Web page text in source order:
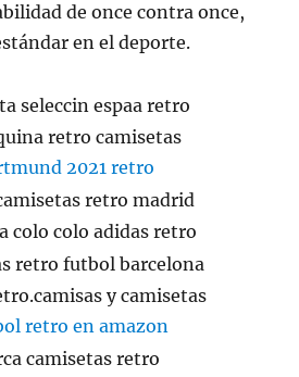
de once contra once,
en el deporte.